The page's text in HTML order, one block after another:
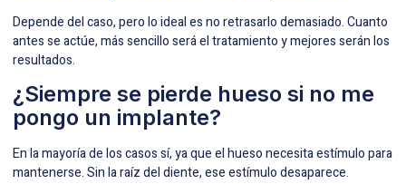
Depende del caso, pero lo ideal es no retrasarlo demasiado. Cuanto
antes se actúe, más sencillo será el tratamiento y mejores serán los
resultados.
¿Siempre se pierde hueso si no me
pongo un implante?
En la mayoría de los casos sí, ya que el hueso necesita estímulo para
mantenerse. Sin la raíz del diente, ese estímulo desaparece.